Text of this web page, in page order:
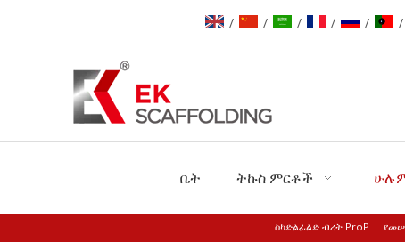
/ / / / / /
ቤት ትኩስ ምርቶች
ስካድልፊልድ ብረት ProP